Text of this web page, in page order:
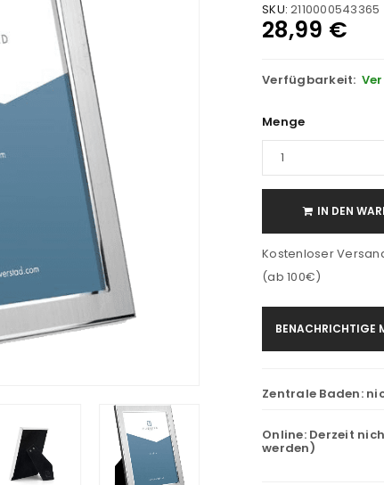
SKU: 2110000543365
28,99 €
Verfügbarkeit:
Menge
IN DEN
Kostenloser
(ab 100€)
BENACHRICHTIGE
Zentrale Baden:
Online: Derzeit
werden)